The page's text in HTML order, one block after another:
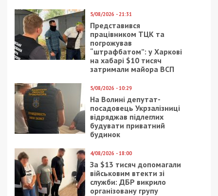
5/08/2026 - 21:31
Представився
працівником ТЦК та
погрожував
“штрафбатом”: у Харкові
на хабарі $10 тисяч
затримали майора ВСП
5/08/2026 - 10:29
На Волині депутат-
посадовець Укрзалізниці
відряджав підлеглих
будувати приватний
будинок
4/08/2026 - 18:00
За $13 тисяч допомагали
військовим втекти зі
служби: ДБР викрило
організовану групу